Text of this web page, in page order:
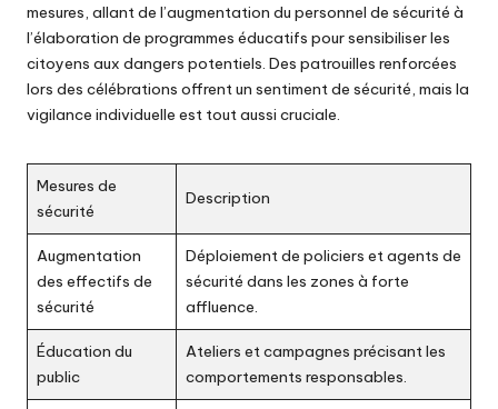
mesures, allant de l’augmentation du personnel de sécurité à
l’élaboration de programmes éducatifs pour sensibiliser les
citoyens aux dangers potentiels. Des patrouilles renforcées
lors des célébrations offrent un sentiment de sécurité, mais la
vigilance individuelle est tout aussi cruciale.
Mesures de
sécurité
Description
Augmentation
des effectifs de
sécurité
Déploiement de policiers et agents de
sécurité dans les zones à forte
affluence.
Éducation du
public
Ateliers et campagnes précisant les
comportements responsables.